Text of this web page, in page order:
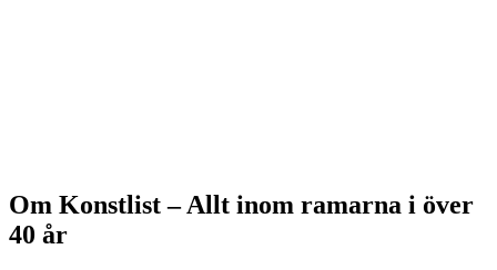
Om Konstlist – Allt inom ramarna i över
40 år